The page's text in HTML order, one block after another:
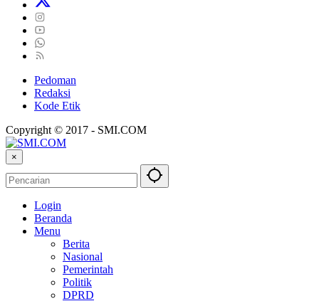
Pedoman
Redaksi
Kode Etik
Copyright © 2017 - SMI.COM
×
Login
Beranda
Menu
Berita
Nasional
Pemerintah
Politik
DPRD